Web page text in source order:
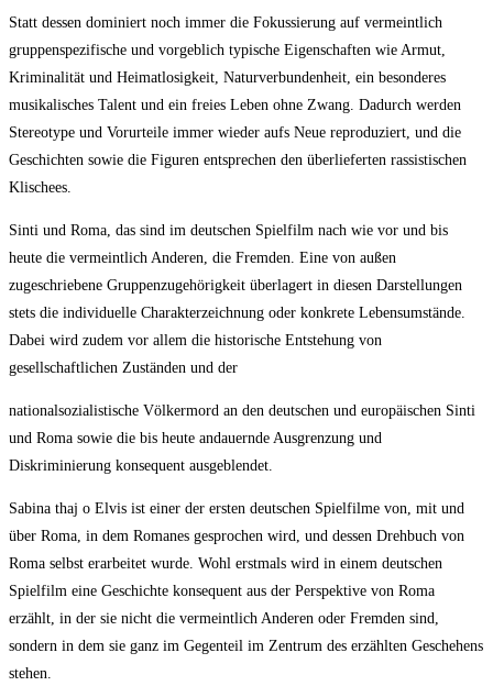
Statt dessen dominiert noch immer die Fokussierung auf vermeintlich
gruppenspezifische und vorgeblich typische Eigenschaften wie Armut,
Kriminalität und Heimatlosigkeit, Naturverbundenheit, ein besonderes
musikalisches Talent und ein freies Leben ohne Zwang. Dadurch werden
Stereotype und Vorurteile immer wieder aufs Neue reproduziert, und die
Geschichten sowie die Figuren entsprechen den überlieferten rassistischen
Klischees.
Sinti und Roma, das sind im deutschen Spielfilm nach wie vor und bis
heute die vermeintlich Anderen, die Fremden. Eine von außen
zugeschriebene Gruppenzugehörigkeit überlagert in diesen Darstellungen
stets die individuelle Charakterzeichnung oder konkrete Lebensumstände.
Dabei wird zudem vor allem die historische Entstehung von
gesellschaftlichen Zuständen und der
nationalsozialistische Völkermord an den deutschen und europäischen Sinti
und Roma sowie die bis heute andauernde Ausgrenzung und
Diskriminierung konsequent ausgeblendet.
Sabina thaj o Elvis ist einer der ersten deutschen Spielfilme von, mit und
über Roma, in dem Romanes gesprochen wird, und dessen Drehbuch von
Roma selbst erarbeitet wurde. Wohl erstmals wird in einem deutschen
Spielfilm eine Geschichte konsequent aus der Perspektive von Roma
erzählt, in der sie nicht die vermeintlich Anderen oder Fremden sind,
sondern in dem sie ganz im Gegenteil im Zentrum des erzählten Geschehens
stehen.